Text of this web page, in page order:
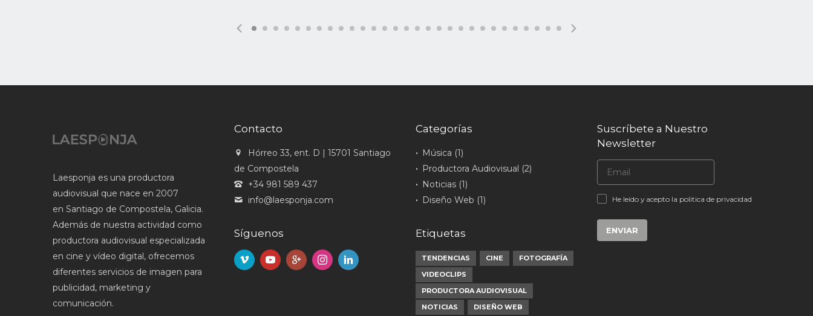
Laesponja es una productora
audiovisual que nace en 2007
en Santiago de Compostela, Galicia.
Además de nuestra actividad como
productora audiovisual especializada
en cine y vídeo digital, ofrecemos
diferentes servicios de imagen para
publicidad, marketing y
comunicación.
Contacto
Hórreo 33, ent. D | 15701 Santiago
de Compostela
+34 981 589 437
info@laesponja.com
Síguenos
Categorías
Música (1)
Productora Audiovisual (2)
Noticias (1)
Diseño Web (1)
Etiquetas
TENDENCIAS CINE
FOTOGRAFÍA
VIDEOCLIPS
PRODUCTORA AUDIOVISUAL
NOTICIAS
DISEÑO WEB
Suscríbete a Nuestro
Newsletter
He leído y acepto la politica de privacidad
ENVIAR